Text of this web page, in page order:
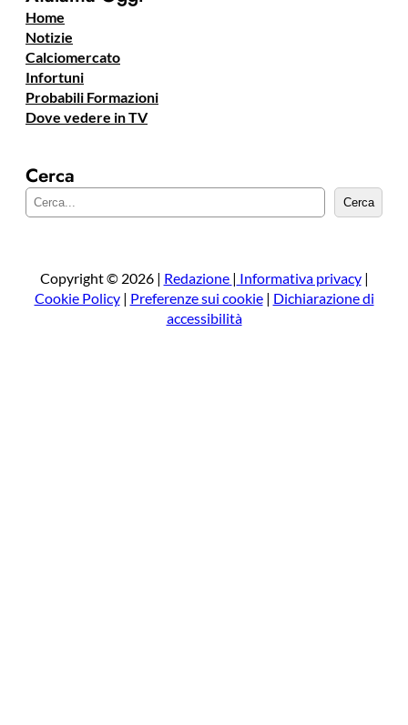
Home
Notizie
Calciomercato
Infortuni
Probabili Formazioni
Dove vedere in TV
Cerca
e
a
Cerca
Copyright © 2026 | Redazione | Informativa privacy|
Cookie Policy| Preferenze sui cookie| Dichiarazione di
accessibilità